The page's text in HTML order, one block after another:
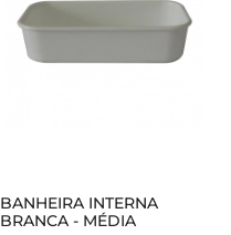
BANHEIRA INTERNA
BRANCA - MÉDIA